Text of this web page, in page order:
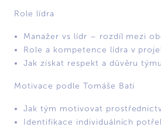
Role lídra
Manažer vs lídr – rozdíl mezi
Role a kompetence lídra v
Jak získat respekt a důvěru týmu
Motivace podle Tomáše Bati
Jak tým motivovat
Identifikace individuálních